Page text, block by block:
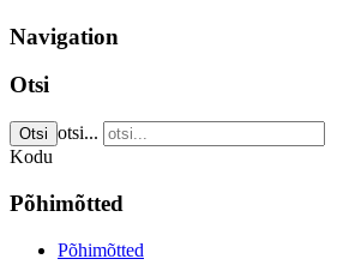
Navigation
Otsi
Otsi otsi...
Kodu
Põhimõtted
Põhimõtted